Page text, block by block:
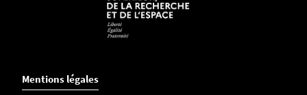
Liste de diffusion
Tous les doctorants sont inscrits sur la liste de
L'ensemble des activités et informations relatives
au laboratoire (évènements, appels à contribution,
Mentions légales